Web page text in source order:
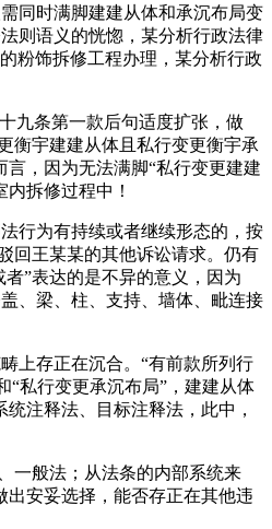
同时满脚建建从体和承沉布局变
则语义的恍惚，某分析行政法律
粉饰拆修工程办理，某分析行政
九条第一款后句适度扩张，做
衡宇建建从体且私行变更衡宇承
，因为无法满脚“私行变更建建
拆修过程中！
行为有持续或者继续形态的，按
回王某某的其他诉讼请求。仍有
”表达的是不异的意义，因为
、梁、柱、支持、墙体、毗连接
上存正在沉合。“有前款所列行
“私行变更承沉布局”，建建从体
注释法、目标注释法，此中，
一般法；从法条的内部系统来
安妥选择，能否存正在其他违